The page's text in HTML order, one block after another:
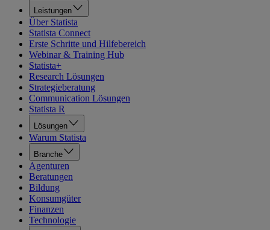
Leistungen
Über Statista
Statista Connect
Erste Schritte und Hilfebereich
Webinar & Training Hub
Statista+
Research Lösungen
Strategieberatung
Communication Lösungen
Statista R
Lösungen
Warum Statista
Branche
Agenturen
Beratungen
Bildung
Konsumgüter
Finanzen
Technologie